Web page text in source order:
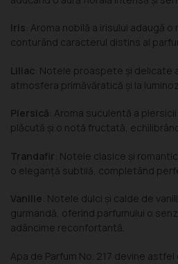
Iris: Aroma nobilă a irisului adaugă
conturând caracterul distins al
Liliac: Notele proaspete și delicate
atmosfera primăvăratică și la
Piersică: Aroma suculentă a
plăcută și o notă fructată,
Trandafir: Notele clasice și
o eleganță subtilă, completând
Vanilie: Notele dulci și calde de
gurmandă, oferind parfumului o
adâncime reconfortantă.
Apa de Parfum No. 217 devine